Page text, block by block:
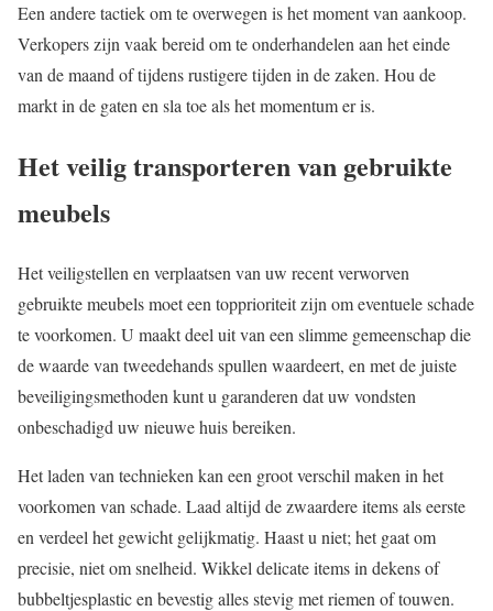
Een andere tactiek om te overwegen is het moment van aankoop.
Verkopers zijn vaak bereid om te onderhandelen aan het einde
van de maand of tijdens rustigere tijden in de zaken. Hou de
markt in de gaten en sla toe als het momentum er is.
Het veilig transporteren van gebruikte
meubels
Het veiligstellen en verplaatsen van uw recent verworven
gebruikte meubels moet een topprioriteit zijn om eventuele schade
te voorkomen. U maakt deel uit van een slimme gemeenschap die
de waarde van tweedehands spullen waardeert, en met de juiste
beveiligingsmethoden kunt u garanderen dat uw vondsten
onbeschadigd uw nieuwe huis bereiken.
Het laden van technieken kan een groot verschil maken in het
voorkomen van schade. Laad altijd de zwaardere items als eerste
en verdeel het gewicht gelijkmatig. Haast u niet; het gaat om
precisie, niet om snelheid. Wikkel delicate items in dekens of
bubbeltjesplastic en bevestig alles stevig met riemen of touwen.